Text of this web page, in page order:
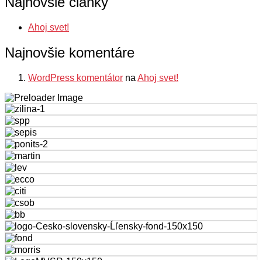
Ahoj svet!
Najnovšie komentáre
WordPress komentátor na Ahoj svet!